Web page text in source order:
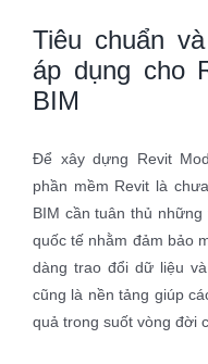
Tiêu chuẩn
áp dụng cho
BIM
Để xây dựng Revit
phần mềm Revit là
BIM cần tuân thủ
quốc tế nhằm đảm bảo
dàng trao đổi dữ liệu
cũng là nền tảng giúp
quả trong suốt vòng đời